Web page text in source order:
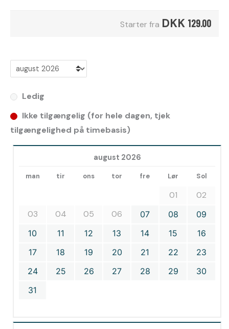
Starter fra DKK 129.00
Ledig
Ikke tilgængelig (for hele dagen, tjek
tilgængelighed på timebasis)
august 2026
man tir ons tor fre Lør Sol
01
02
03
04 05 06 07 08
09
10
11 12 13 14 15
16
17
18 19 20 21 22
23
24
25 26 27 28 29
30
31